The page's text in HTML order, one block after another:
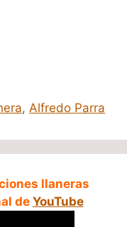
,Alfredo Parra
llaneras
de YouTube